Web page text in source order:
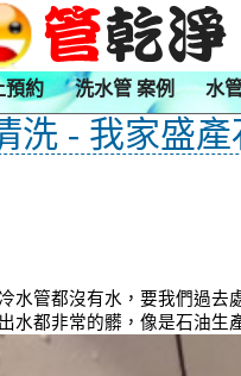
預約 洗水管 案例 水
洗 - 我家盛產
水管都沒有水，要我們過
水都非常的髒，像是石油生